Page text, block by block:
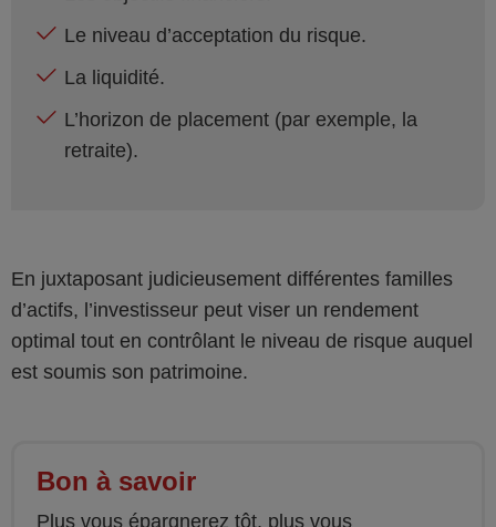
Le niveau d’acceptation du risque.
La liquidité.
L’horizon de placement (par exemple, la
retraite).
En juxtaposant judicieusement différentes familles
d’actifs, l’investisseur peut viser un rendement
optimal tout en contrôlant le niveau de risque auquel
est soumis son patrimoine.
Bon à savoir
Plus vous épargnerez tôt, plus vous